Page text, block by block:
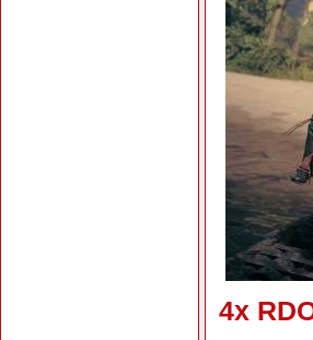
4x